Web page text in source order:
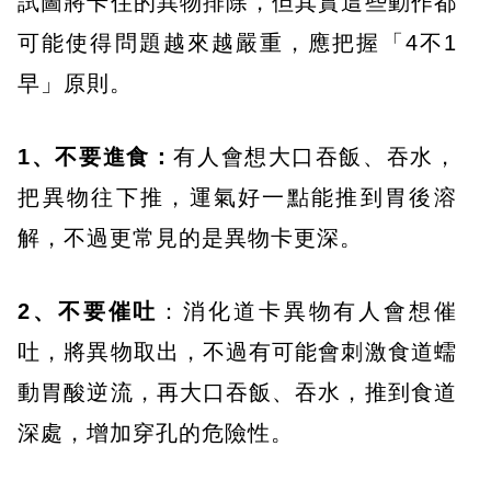
可能使得問題越來越嚴重，應把握「4不1
早」原則。
1、不要進食：有人會想大口吞飯、吞水，
把異物往下推，運氣好一點能推到胃後溶
解，不過更常見的是異物卡更深。
2、不要催吐 ：消化道卡異物有人會想催
吐，將異物取出，不過有可能會刺激食道蠕
動胃酸逆流，再大口吞飯、吞水，推到食道
深處，增加穿孔的危險性。